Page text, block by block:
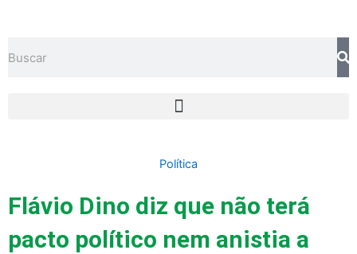
Política
Flávio Dino diz que não terá
pacto político nem anistia a